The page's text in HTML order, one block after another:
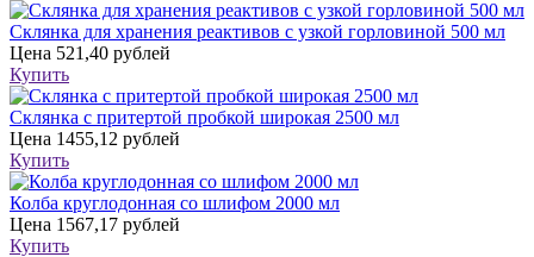
Склянка для хранения реактивов с узкой горловиной 500 мл
Цена 521,40 рублей
Купить
Склянка с притертой пробкой широкая 2500 мл
Цена 1455,12 рублей
Купить
Колба круглодонная со шлифом 2000 мл
Цена 1567,17 рублей
Купить